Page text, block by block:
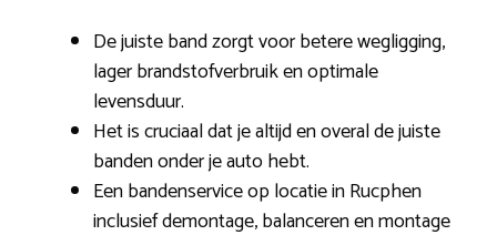
De juiste band zorgt voor betere wegligging,
lager brandstofverbruik en optimale
levensduur.
Het is cruciaal dat je altijd en overal de juiste
banden onder je auto hebt.
Een bandenservice op locatie in Rucphen
inclusief demontage, balanceren en montage